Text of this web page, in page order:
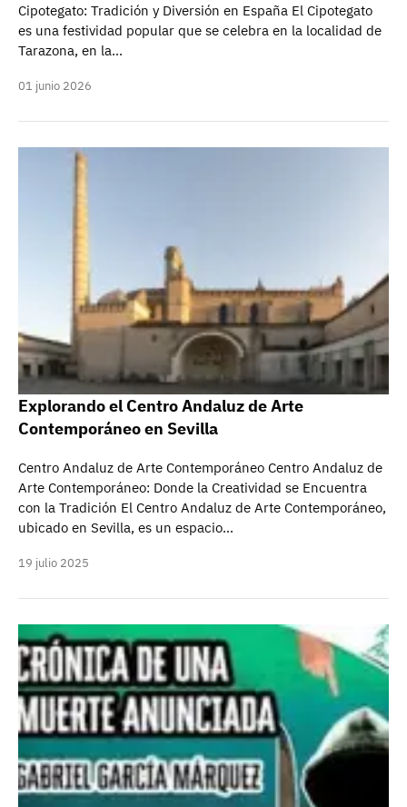
Cipotegato: Tradición y Diversión en España El Cipotegato
es una festividad popular que se celebra en la localidad de
Tarazona, en la…
01 junio 2026
Explorando el Centro Andaluz de Arte
Contemporáneo en Sevilla
Centro Andaluz de Arte Contemporáneo Centro Andaluz de
Arte Contemporáneo: Donde la Creatividad se Encuentra
con la Tradición El Centro Andaluz de Arte Contemporáneo,
ubicado en Sevilla, es un espacio…
19 julio 2025